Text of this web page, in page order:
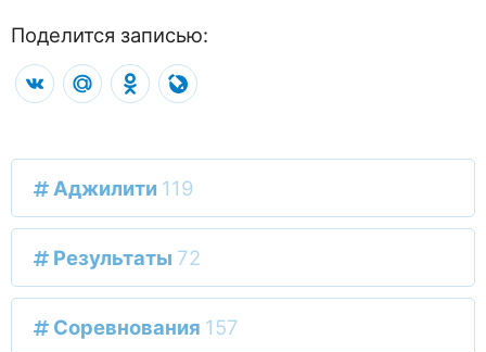
Поделится записью:
VK Mail.RuOdnoklassniki
Аджилити 119
Результаты 72
Соревнования 157